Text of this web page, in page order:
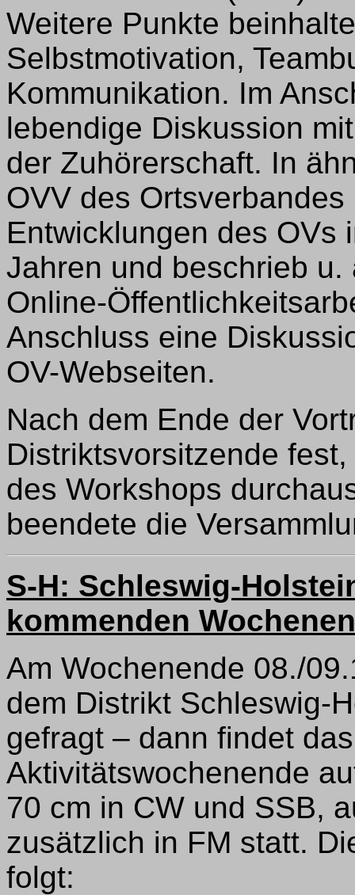
Weitere Punkte
Selbstmotivation,
Kommunikation. Im
lebendige Diskussion
der Zuhörerschaft. In
OVV des
Entwicklungen des OVs
Jahren und beschrieb
Online-
Anschluss eine
OV-Webseiten.
Nach dem Ende der
Distriktsvorsitzende
des Workshops
beendete die
S-H: Schleswig-
kommenden
Am Wochenende 08./
dem Distrikt Schleswig-
gefragt – dann findet
Aktivitätswochenende
70 cm in CW und SSB,
zusätzlich in FM statt.
folgt: